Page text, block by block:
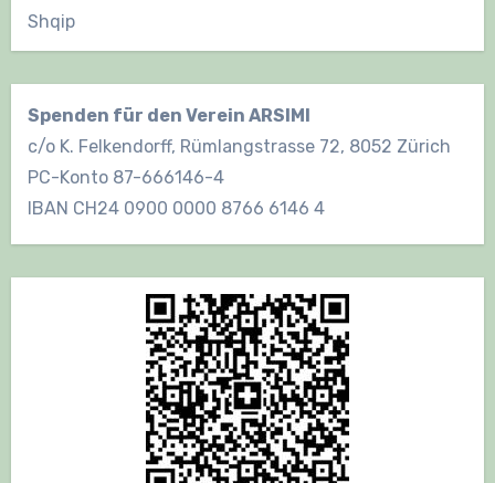
Shqip
Spenden für den Verein ARSIMI
c/o K. Felkendorff, Rümlangstrasse 72, 8052 Zürich
PC-Konto 87-666146-4
IBAN CH24 0900 0000 8766 6146 4